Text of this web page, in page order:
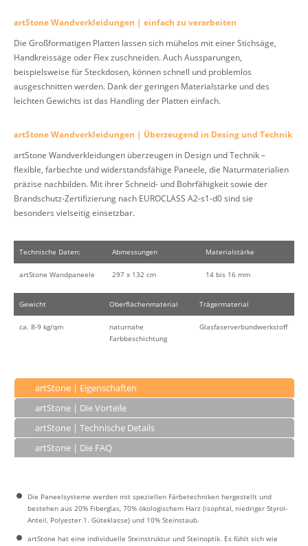
artStone Wandverkleidungen | einfach zu verarbeiten
Die Großformatigen Platten lassen sich mühelos mit einer Stichsäge,
Handkreissäge oder Flex zuschneiden. Auch Aussparungen,
beispielsweise für Steckdosen, können schnell und problemlos
ausgeschnitten werden. Dank der geringen Materialstärke und des
leichten Gewichts ist das Handling der Platten einfach.
artStone Wandverkleidungen | Überzeugend in Desing und Technik
artStone Wandverkleidungen überzeugen in Design und Technik –
flexible, farbechte und widerstandsfähige Paneele, die Naturmaterialien
präzise nachbilden. Mit ihrer Schneid- und Bohrfähigkeit sowie der
Brandschutz-Zertifizierung nach EUROCLASS A2-s1-d0 sind sie
besonders vielseitig einsetzbar.
Technische Daten: Abmessungen Materialstärke
artStone Wandpaneele 297 x 132 cm 14 bis 16 mm
Gewicht Oberflächenmaterial Trägermaterial
ca. 8-9 kg/qm
naturnahe
Farbbeschichtung
Glasfaserverbundwerkstoff
artStone | Eigenschaften
artStone | Die Vorteile
artStone | Technische Details
artStone | Die FAQ
Die Paneelsysteme werden mit speziellen Färbetechniken hergestellt und
bestehen aus 20% Fiberglas, 70% ökologischem Harz (isophtal, niedriger Styrol-
Anteil, Polyester 1. Güteklasse) und 10% Steinstaub.
artStone hat eine individuelle Steinstruktur und Steinoptik. Es fühlt sich wie